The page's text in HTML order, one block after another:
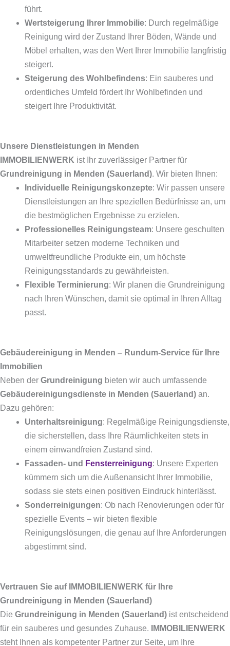
führt.
Wertsteigerung Ihrer Immobilie: Durch regelmäßige
Reinigung wird der Zustand Ihrer Böden, Wände und
Möbel erhalten, was den Wert Ihrer Immobilie langfristig
steigert.
Steigerung des Wohlbefindens: Ein sauberes und
ordentliches Umfeld fördert Ihr Wohlbefinden und
steigert Ihre Produktivität.
Unsere Dienstleistungen in Menden
IMMOBILIENWERK ist Ihr zuverlässiger Partner für
Grundreinigung in Menden (Sauerland). Wir bieten Ihnen:
Individuelle Reinigungskonzepte: Wir passen unsere
Dienstleistungen an Ihre speziellen Bedürfnisse an, um
die bestmöglichen Ergebnisse zu erzielen.
Professionelles Reinigungsteam: Unsere geschulten
Mitarbeiter setzen moderne Techniken und
umweltfreundliche Produkte ein, um höchste
Reinigungsstandards zu gewährleisten.
Flexible Terminierung: Wir planen die Grundreinigung
nach Ihren Wünschen, damit sie optimal in Ihren Alltag
passt.
Gebäudereinigung in Menden – Rundum-Service für Ihre
Immobilien
Neben der Grundreinigung bieten wir auch umfassende
Gebäudereinigungsdienste in Menden (Sauerland) an.
Dazu gehören:
Unterhaltsreinigung: Regelmäßige Reinigungsdienste,
die sicherstellen, dass Ihre Räumlichkeiten stets in
einem einwandfreien Zustand sind.
Fassaden- und Fensterreinigung: Unsere Experten
kümmern sich um die Außenansicht Ihrer Immobilie,
sodass sie stets einen positiven Eindruck hinterlässt.
Sonderreinigungen: Ob nach Renovierungen oder für
spezielle Events – wir bieten flexible
Reinigungslösungen, die genau auf Ihre Anforderungen
abgestimmt sind.
Vertrauen Sie auf IMMOBILIENWERK für Ihre
Grundreinigung in Menden (Sauerland)
Die Grundreinigung in Menden (Sauerland) ist entscheidend
für ein sauberes und gesundes Zuhause.
IMMOBILIENWERK
steht Ihnen als kompetenter Partner zur Seite, um Ihre